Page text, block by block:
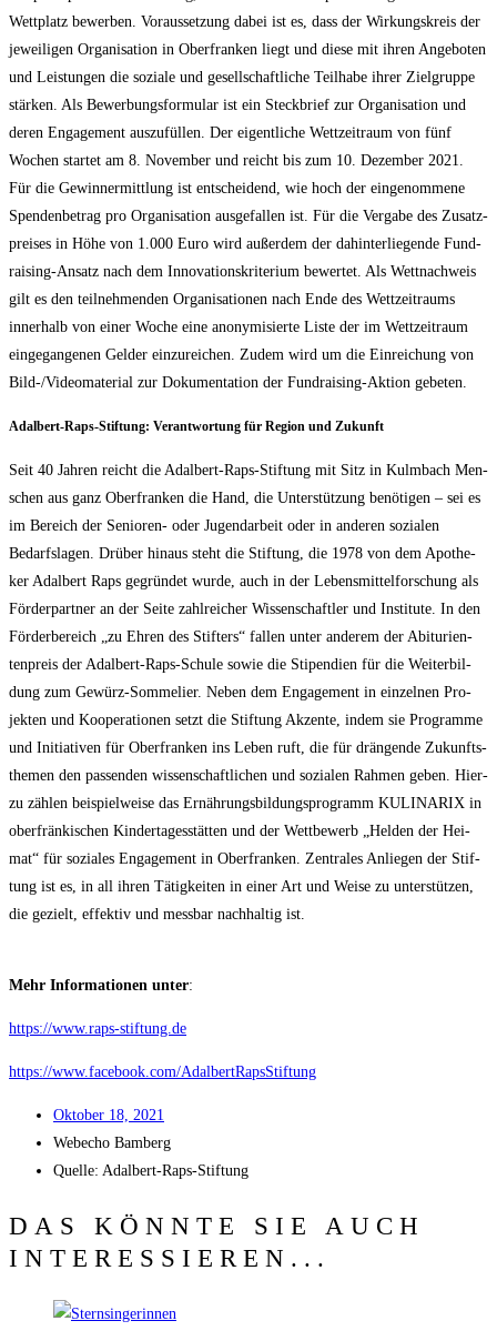
Wett­platz bewer­ben. Vor­aus­set­zung dabei ist es, dass der Wir­kungs­kreis der
jewei­li­gen Orga­ni­sa­ti­on in Ober­fran­ken liegt und die­se mit ihren Ange­bo­ten
und Leis­tun­gen die sozia­le und gesell­schaft­li­che Teil­ha­be ihrer Ziel­grup­pe
stär­ken. Als Bewer­bungs­for­mu­lar ist ein Steck­brief zur Orga­ni­sa­ti­on und
deren Enga­ge­ment aus­zu­fül­len. Der eigent­li­che Wett­zeit­raum von fünf
Wochen star­tet am 8. Novem­ber und reicht bis zum 10. Dezem­ber 2021.
Für die Gewinn­ermitt­lung ist ent­schei­dend, wie hoch der ein­ge­nom­me­ne
Spen­den­be­trag pro Orga­ni­sa­ti­on aus­ge­fal­len ist. Für die Ver­ga­be des Zusatz­
prei­ses in Höhe von 1.000 Euro wird außer­dem der dahin­ter­lie­gen­de Fund­
rai­sing-Ansatz nach dem Inno­va­ti­ons­kri­te­ri­um bewer­tet. Als Wett­nach­weis
gilt es den teil­neh­men­den Orga­ni­sa­tio­nen nach Ende des Wett­zeit­raums
inner­halb von einer Woche eine anony­mi­sier­te Lis­te der im Wett­zeit­raum
ein­ge­gan­ge­nen Gel­der ein­zu­rei­chen. Zudem wird um die Ein­rei­chung von
Bild-/Vi­deo­ma­te­ri­al zur Doku­men­ta­ti­on der Fund­rai­sing-Akti­on gebeten.
Adal­bert-Raps-Stif­tung: Ver­ant­wor­tung für Regi­on und Zukunft
Seit 40 Jah­ren reicht die Adal­bert-Raps-Stif­tung mit Sitz in Kulm­bach Men­
schen aus ganz Ober­fran­ken die Hand, die Unter­stüt­zung benö­ti­gen – sei es
im Bereich der Senio­ren- oder Jugend­ar­beit oder in ande­ren sozia­len
Bedarfs­la­gen. Drü­ber hin­aus steht die Stif­tung, die 1978 von dem Apo­the­
ker Adal­bert Raps gegrün­det wur­de, auch in der Lebens­mit­tel­for­schung als
För­der­part­ner an der Sei­te zahl­rei­cher Wis­sen­schaft­ler und Insti­tu­te. In den
För­der­be­reich „zu Ehren des Stif­ters“ fal­len unter ande­rem der Abitu­ri­en­
ten­preis der Adal­bert-Raps-Schu­le sowie die Sti­pen­di­en für die Wei­ter­bil­
dung zum Gewürz-Som­me­lier. Neben dem Enga­ge­ment in ein­zel­nen Pro­
jek­ten und Koope­ra­tio­nen setzt die Stif­tung Akzen­te, indem sie Pro­gram­me
und Initia­ti­ven für Ober­fran­ken ins Leben ruft, die für drän­gen­de Zukunfts­
the­men den pas­sen­den wis­sen­schaft­li­chen und sozia­len Rah­men geben. Hier­
zu zäh­len bei­spiel­wei­se das Ernäh­rungs­bil­dungs­pro­gramm KULINARIX in
ober­frän­ki­schen Kin­der­ta­ges­stät­ten und der Wett­be­werb „Hel­den der Hei­
mat“ für sozia­les Enga­ge­ment in Ober­fran­ken. Zen­tra­les Anlie­gen der Stif­
tung ist es, in all ihren Tätig­kei­ten in einer Art und Wei­se zu unter­stüt­zen,
die gezielt, effek­tiv und mess­bar nach­hal­tig ist.
Mehr Infor­ma­tio­nen unter:
https://www.raps-stiftung.de
https://www.facebook.com/AdalbertRapsStiftung
Okto­ber 18, 2021
Web­echo Bamberg
Quel­le: Adalbert-Raps-Stiftung
DAS KÖNNTE SIE AUCH
INTERESSIEREN...